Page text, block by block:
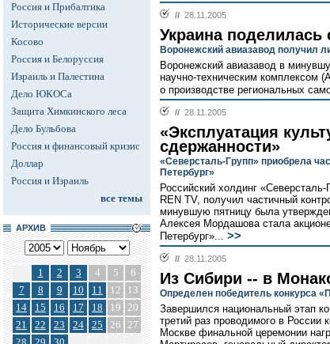
Россия и Прибалтика
Исторические версии
Косово
Россия и Белоруссия
Израиль и Палестина
Дело ЮКОСа
Защита Химкинского леса
Дело Бульбова
Россия и финансовый кризис
Доллар
Россия и Израиль
все темы
АРХИВ
1 2 3 4 5
6
7
8 9 10 11 12
13
14
15 16 17 18 19 20
21
22 23 24 25 26 27
// 28.11.2005
Украина поделилась
Воронежский авиазавод получил
Воронежский авиазавод в
научно-техническим комплексом
о производстве региональных
// 28.11.2005
«Эксплуатация
сдержанности»
«Северсталь-Групп» приобрела
Петербург»
Российский холдинг
REN TV, получил частичный
минувшую пятницу была
Алексея Мордашова стала
Петербург»... >>
// 28.11.2005
Из Сибири -- в
Определен победитель конкурса
Завершился национальный этап
третий раз проводимого в
Москве финальной церемонии